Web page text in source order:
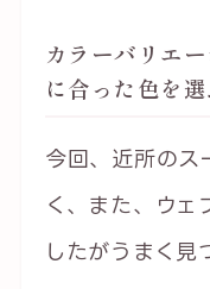
カラーバリエ
に合った色を
今回、近所のス
く、また、ウェ
したがうまく見